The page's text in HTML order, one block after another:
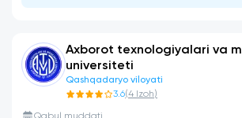
Axborot texnologiyalari va
universiteti
Qashqadaryo viloyati
3.6(4 Izoh)